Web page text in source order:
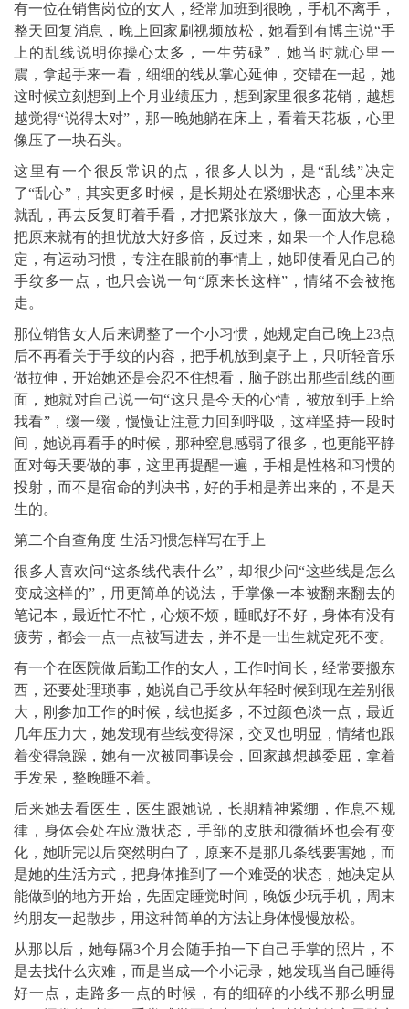
有一位在销售岗位的女人，经常加班到很晚，手机不离手，
整天回复消息，晚上回家刷视频放松，她看到有博主说“手
上的乱线说明你操心太多，一生劳碌”，她当时就心里一
震，拿起手来一看，细细的线从掌心延伸，交错在一起，她
这时候立刻想到上个月业绩压力，想到家里很多花销，越想
越觉得“说得太对”，那一晚她躺在床上，看着天花板，心里
像压了一块石头。
这里有一个很反常识的点，很多人以为，是“乱线”决定
了“乱心”，其实更多时候，是长期处在紧绷状态，心里本来
就乱，再去反复盯着手看，才把紧张放大，像一面放大镜，
把原来就有的担忧放大好多倍，反过来，如果一个人作息稳
定，有运动习惯，专注在眼前的事情上，她即使看见自己的
手纹多一点，也只会说一句“原来长这样”，情绪不会被拖
走。
那位销售女人后来调整了一个小习惯，她规定自己晚上23点
后不再看关于手纹的内容，把手机放到桌子上，只听轻音乐
做拉伸，开始她还是会忍不住想看，脑子跳出那些乱线的画
面，她就对自己说一句“这只是今天的心情，被放到手上给
我看”，缓一缓，慢慢让注意力回到呼吸，这样坚持一段时
间，她说再看手的时候，那种窒息感弱了很多，也更能平静
面对每天要做的事，这里再提醒一遍，手相是性格和习惯的
投射，而不是宿命的判决书，好的手相是养出来的，不是天
生的。
第二个自查角度 生活习惯怎样写在手上
很多人喜欢问“这条线代表什么”，却很少问“这些线是怎么
变成这样的”，用更简单的说法，手掌像一本被翻来翻去的
笔记本，最近忙不忙，心烦不烦，睡眠好不好，身体有没有
疲劳，都会一点一点被写进去，并不是一出生就定死不变。
有一个在医院做后勤工作的女人，工作时间长，经常要搬东
西，还要处理琐事，她说自己手纹从年轻时候到现在差别很
大，刚参加工作的时候，线也挺多，不过颜色淡一点，最近
几年压力大，她发现有些线变得深，交叉也明显，情绪也跟
着变得急躁，她有一次被同事误会，回家越想越委屈，拿着
手发呆，整晚睡不着。
后来她去看医生，医生跟她说，长期精神紧绷，作息不规
律，身体会处在应激状态，手部的皮肤和微循环也会有变
化，她听完以后突然明白了，原来不是那几条线要害她，而
是她的生活方式，把身体推到了一个难受的状态，她决定从
能做到的地方开始，先固定睡觉时间，晚饭少玩手机，周末
约朋友一起散步，用这种简单的方法让身体慢慢放松。
从那以后，她每隔3个月会随手拍一下自己手掌的照片，不
是去找什么灾难，而是当成一个小记录，她发现当自己睡得
好一点，走路多一点的时候，有的细碎的小线不那么明显